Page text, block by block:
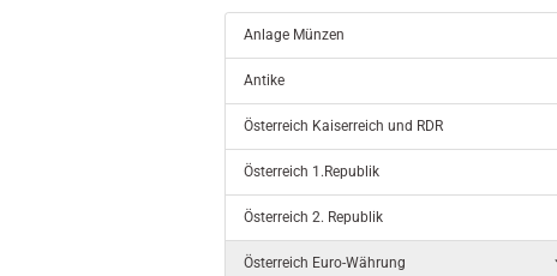
Anlage Münzen
Antike
Österreich Kaiserreich und RDR
Österreich 1.Republik
Österreich 2. Republik
Österreich Euro-Währung